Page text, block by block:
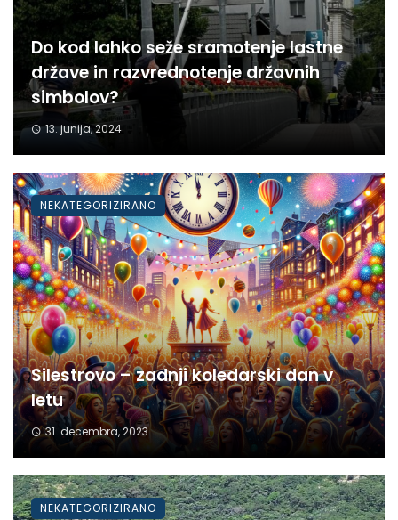
Do kod lahko seže sramotenje lastne
države in razvrednotenje državnih
simbolov?
13. junija, 2024
Silestrovo – zadnji koledarski dan v
letu
31. decembra, 2023
NEKATEGORIZIRANO
NEKATEGORIZIRANO